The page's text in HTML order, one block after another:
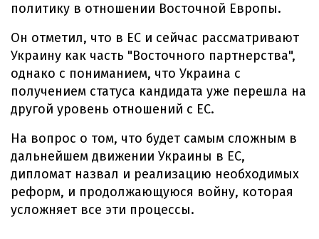
политику в отношении Восточной Европы.
Он отметил, что в ЕС и сейчас рассматривают
Украину как часть "Восточного партнерства",
однако с пониманием, что Украина с
получением статуса кандидата уже перешла на
другой уровень отношений с ЕС.
На вопрос о том, что будет самым сложным в
дальнейшем движении Украины в ЕС,
дипломат назвал и реализацию необходимых
реформ, и продолжающуюся войну, которая
усложняет все эти процессы.